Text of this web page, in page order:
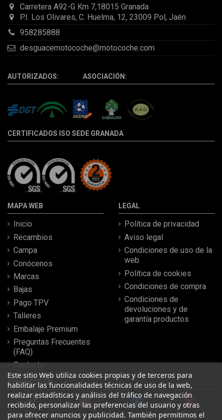
Carretera A92-G Km 7,18015 Granada
P.I. Los Olivares, C. Huelma, 12, 23009 Pol, Jaén
958285888
desguacemotocoche@motocoche.com
AUTORIZADOS: ASOCIACIÓN:
CERTIFICADOS ISO SEDE GRANADA
MAPA WEB
Inicio
Recambios
Campa
Conócenos
Marcas
Bajas
Pago TPV
Talleres
Embalaje Premium
Preguntas Frecuentes
(FAQ)
Contacto
LEGAL
Política de privacidad
Aviso legal
Condiciones de uso de la
web
Política de cookies
Condiciones de compra
Condiciones de
devoluciones y de
garantía productos
Este sitio Web utiliza cookies propias y de terceros para
habilitar las funcionalidades técnicas de uso de la web,
realizar estadísticas y análisis del tráfico de navegación
recibido, personalizar las preferencias del usuario y otras
para ofrecer anuncios y publicidad. También permitimos el
SÍGUENOS EN